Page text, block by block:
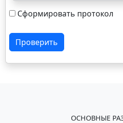
Сформировать протокол
Проверить
ОСНОВНЫЕ